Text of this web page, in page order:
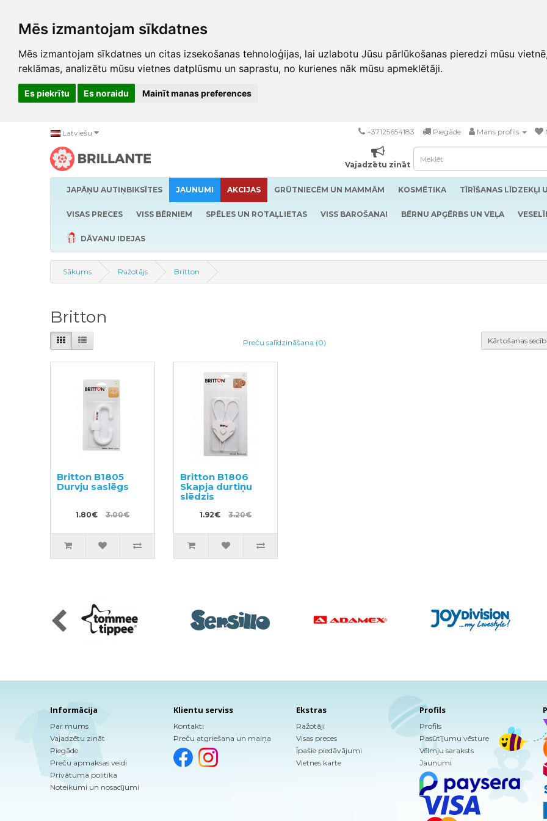
Mēs izmantojam sīkdatnes
Mēs izmantojam sīkdatnes un citas izsekošanas tehnoloģijas, lai uzlabotu Jūsu pārlūkošanas pieredzi mūsu
reklāmas, analizētu mūsu vietnes datplūsmu un saprastu, no kurienes nāk mūsu apmeklētāji.
Es piekrītu Es noraidu Mainīt manas preferences
Latviešu +37125654183 Piegāde Mans profils
Vajadzētu zināt
JAPĀŅU AUTIŅBIKSĪTES JAUNUMI AKCIJAS GRŪTNIECĒM UN MAMMĀM KOSMĒTIKA TĪRĪŠANAS LĪDZEKĻI
VISAS PRECES VISS BĒRNIEM SPĒLES UN ROTAĻLIETAS VISS BAROŠANAI BĒRNU APĢĒRBS UN VEĻA
DĀVANU IDEJAS
Sākums Ražotājs Britton
Britton
Preču salīdzināšana (0) Kārtošanas
Britton B1805
Durvju saslēgs
1.80€ 3.00€
Britton B1806
Skapja durtiņu
slēdzis
1.92€ 3.20€
Informācija
Par mums
Vajadzētu zināt
Piegāde
Preču apmaksas veidi
Privātuma politika
Noteikumi un nosacījumi
Klientu serviss
Kontakti
Preču atgriešana un maiņa
Ekstras
Ražotāji
Visas preces
Īpašie piedāvājumi
Vietnes karte
Profils
Profils
Pasūtījumu vēsture
Vēlmju saraksts
Jaunumi